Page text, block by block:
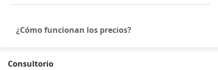
¿Cómo funcionan los precios?
Consultorio